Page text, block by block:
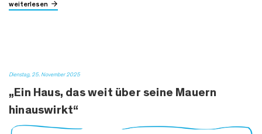
weiterlesen
Dienstag, 25. November 2025
„Ein Haus, das weit über seine Mauern
hinauswirkt“